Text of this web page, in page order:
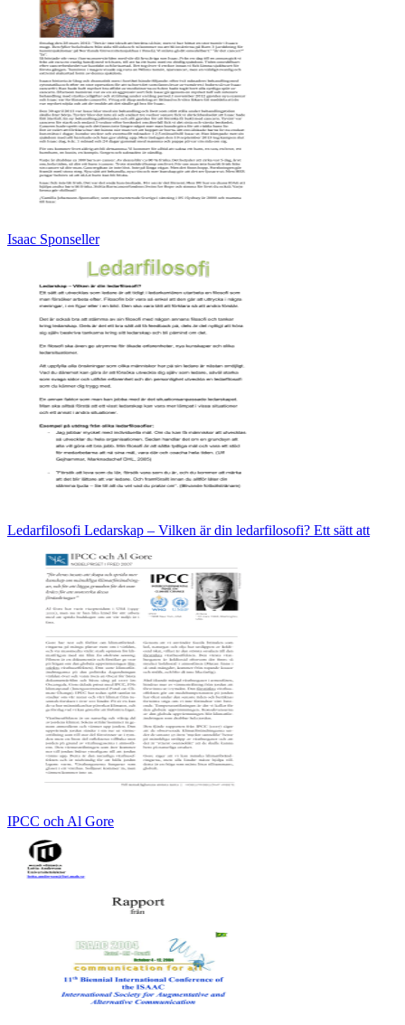
Isaac Sponseller
Ledarfilosofi Ledarskap – Vilken är din ledarfilosofi? Ett sätt att
IPCC och Al Gore